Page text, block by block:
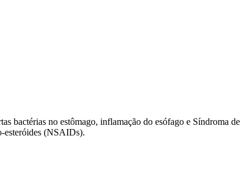
bactérias no estômago, inflamação do esófago e Síndroma de
esteróides (NSAIDs).